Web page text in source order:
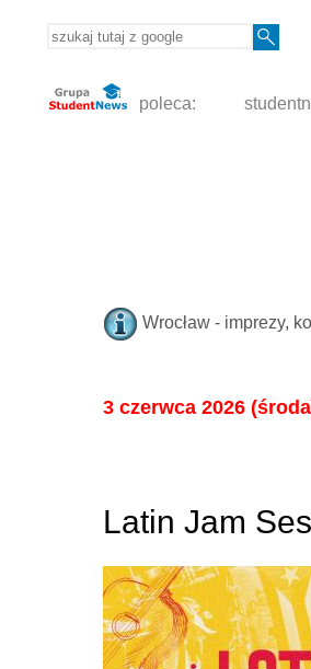
poleca:
Wrocław - imprezy,
3 czerwca 2026
Latin Jam